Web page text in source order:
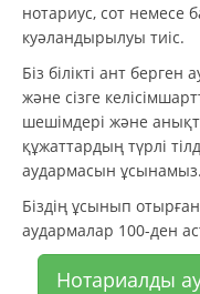
нотариус, сот немесе
куәландырылуы тиіс.
Біз білікті ант
және сізге
шешімдері және
құжаттардың түрлі
аудармасын ұсынамыз.
Біздің ұсынып
аудармалар 100-ден
Нотариалды